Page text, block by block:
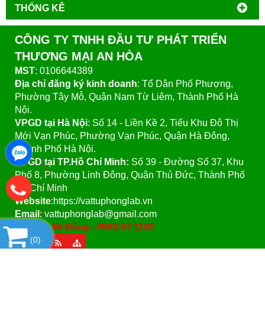
THỐNG KÊ
CÔNG TY TNHH ĐẦU TƯ PHÁT TRIỂN
THƯƠNG MẠI AN HÒA
MST: 0106644389
Địa chỉ đăng ký kinh doanh: Tổ Dân Phố Phượng,
Phường Tây Mỗ, Quận Nam Từ Liêm, Thành Phố Hà
Nội.
VPGD tại Hà Nội: Số 14 - Liền Kề 2, Tiểu Khu Đô Thị
Mới Vạn Phúc, Phường Vạn Phúc, Quận Hà Đông,
Thành Phố Hà Nội.
VPGD tại TP.Hồ Chí Minh: Số 39 - Đường Số 37, Khu
Phố 8, Phường Linh Đông, Quận Thủ Đức, Thành Phố
Hồ Chí Minh
Website:https://vattuphonglab.vn
Email: vattuphonglab@gmail.com
Hotline: Mr.Đăng - 0903.07.1102
(0)